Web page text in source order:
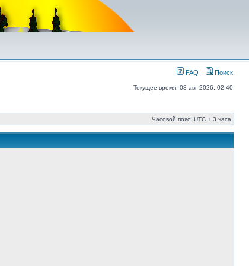
FAQ Поиск
Текущее время: 08 авг 2026, 02:40
Часовой пояс: UTC + 3 часа